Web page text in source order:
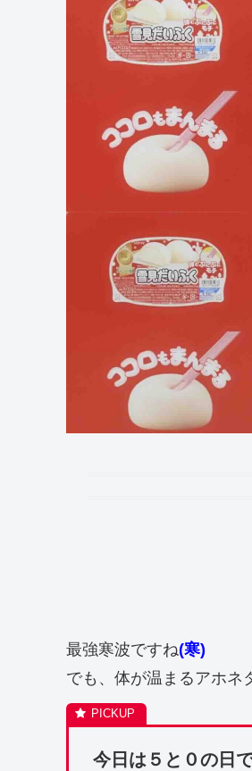
最強寒波ですね(寒)
でも、体が温まるアホネ
今日は５と０の日